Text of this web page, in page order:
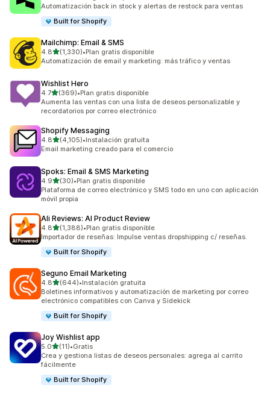
Automatización back in stock y alertas de restock para ventas
Built for Shopify
Mailchimp: Email & SMS
4.8de 5 estrellas
(1,330)
1330 reseñas en total
•Plan gratis disponible
Automatización de email y marketing: más tráfico y ventas
Wishlist Hero
4.7de 5 estrellas
(369)
369 reseñas en total
•Plan gratis disponible
Aumenta las ventas con una lista de deseos personalizable y
recordatorios por correo electrónico
Shopify Messaging
4.8de 5 estrellas
(4,105)
4105 reseñas en total
•Instalación gratuita
Email marketing creado para el comercio
Spoks: Email & SMS Marketing
4.9de 5 estrellas
(30)
30 reseñas en total
•Plan gratis disponible
Plataforma de correo electrónico y SMS todo en uno con aplicación
móvil propia
Ali Reviews: AI Product Review
4.8de 5 estrellas
(1,388)
1388 reseñas en total
•Plan gratis disponible
Importador de reseñas: Impulse ventas dropshipping c/ reseñas.
Built for Shopify
Seguno Email Marketing
4.8de 5 estrellas
(644)
644 reseñas en total
•Instalación gratuita
Boletines informativos y automatización de marketing por correo
electrónico compatibles con Canva y Sidekick
Built for Shopify
Joy Wishlist app
5.0de 5 estrellas
(11)
11 reseñas en total
•Gratis
Crea y gestiona listas de deseos personales: agrega al carrito
fácilmente
Built for Shopify